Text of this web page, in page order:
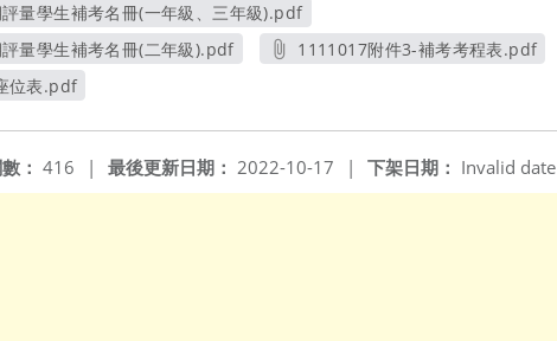
量學生補考名冊(一年級、三年級).pdf
另開新視窗
量學生補考名冊(二年級).pdf
另開新視窗
1111017附件3-補考考程表.pdf
位表.pdf
下架日期： Invalid date
最後更新日期： 2022-10-17 |
： 416 |